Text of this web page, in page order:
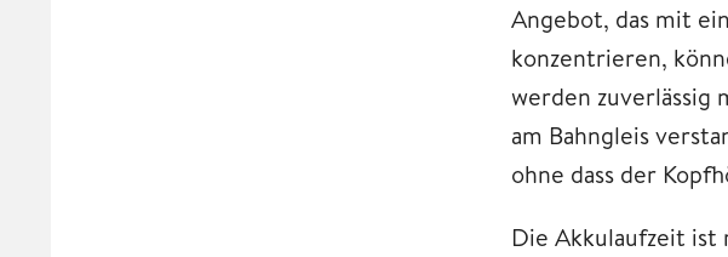
Angebot, das mit
konzentrieren,
werden zuverlässig
am Bahngleis
ohne dass der
Die Akkulaufzeit ist